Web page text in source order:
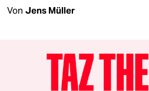
Von Jens Müller